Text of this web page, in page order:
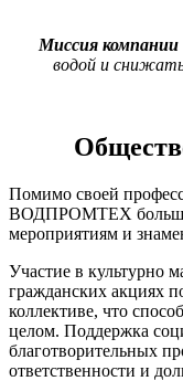
Миссия компании
водой и снижать
Помимо своей
ВОДПРОМТЕХ
мероприятиям и
Участие в культурно
гражданских акциях
коллективе, что
целом. Поддержка
благотворительных
ответственности и